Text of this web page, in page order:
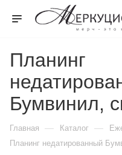
Планинг
Бумвинил,
Главная — Каталог —
Планинг недатированный